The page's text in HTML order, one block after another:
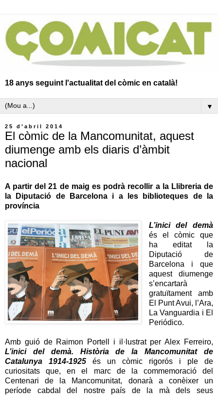
18 anys seguint l'actualitat del còmic en català!
▼
25 d’abril 2014
El còmic de la Mancomunitat, aquest
diumenge amb els diaris d’àmbit
nacional
A partir del 21 de maig es podrà recollir a la Llibreria de
la Diputació de Barcelona i a les biblioteques de la
província
L’inici del demà
és el còmic que
ha editat la
Diputació de
Barcelona i que
aquest diumenge
s’encartarà
gratuïtament amb
El Punt Avui, l’Ara,
La Vanguardia i El
Periódico.
Amb guió de Raimon Portell i il·lustrat per Alex Ferreiro,
L’inici del demà. Història de la Mancomunitat de
Catalunya 1914-1925 és un còmic rigorós i ple de
curiositats que, en el marc de la commemoració del
Centenari de la Mancomunitat, donarà a conèixer un
període cabdal del nostre país de la mà dels seus